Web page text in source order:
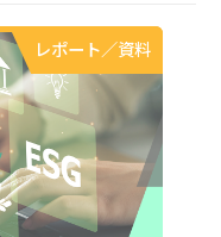
レポート／資料